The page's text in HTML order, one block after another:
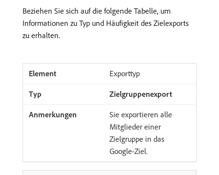
Beziehen Sie sich auf die folgende Tabelle, um
Informationen zu Typ und Häufigkeit des Zielexports
zu erhalten.
Exporttyp
Zielgruppenexport
Sie exportieren alle
Mitglieder einer
Zielgruppe in das
Google-Ziel.